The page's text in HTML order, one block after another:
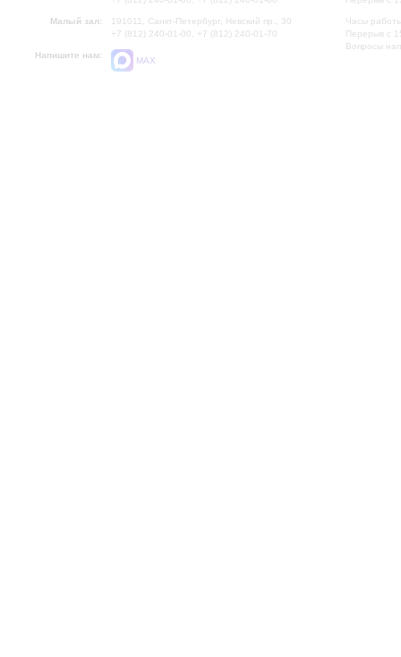
Малый зал:
191011, Санкт-Петербург, Невский пр., 30
+7 (812) 240-01-00, +7 (812) 240-01-70
Напишите нам:
MAX
Часы
Перерыв с
Вопросы